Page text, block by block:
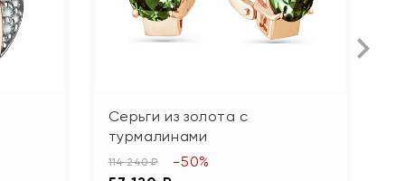
Серьги из золота с
турмалинами
114 240 ₽ -50%